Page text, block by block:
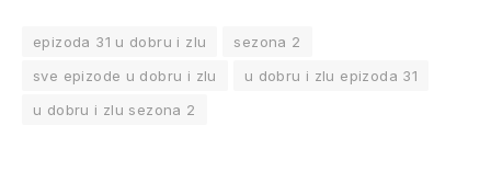
epizoda 31 u dobru i zlu
sezona 2
sve epizode u dobru i zlu
u dobru i zlu epizoda 31
u dobru i zlu sezona 2